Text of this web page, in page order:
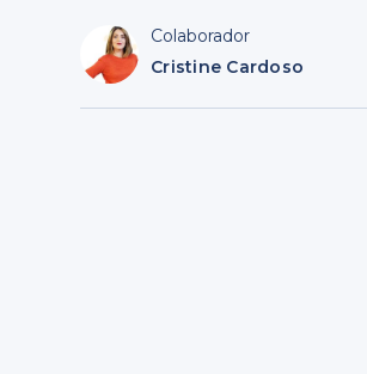
Colaborador
Cristine Cardoso